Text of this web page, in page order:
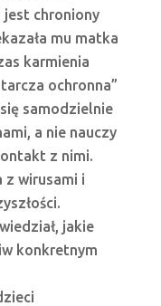
jest chroniony
mu matka
karmienia
ochronna”
samodzielnie
a nie nauczy
z nimi.
z wirusami i
jakie
konkretnym